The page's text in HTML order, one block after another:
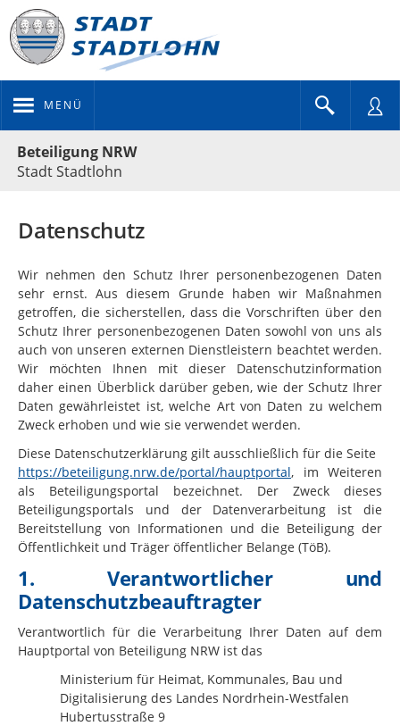
MENÜ
Beteiligung NRW
Stadt Stadtlohn
Datenschutz
Wir nehmen den Schutz Ihrer personenbezogenen Daten
sehr ernst. Aus diesem Grunde haben wir Maßnahmen
getroffen, die sicherstellen, dass die Vorschriften über den
Schutz Ihrer personenbezogenen Daten sowohl von uns als
auch von unseren externen Dienstleistern beachtet werden.
Wir möchten Ihnen mit dieser Datenschutzinformation
daher einen Überblick darüber geben, wie der Schutz Ihrer
Daten gewährleistet ist, welche Art von Daten zu welchem
Zweck erhoben und wie sie verwendet werden.
Diese Datenschutzerklärung gilt ausschließlich für die Seite
https://beteiligung.nrw.de/portal/hauptportal, im Weiteren
als Beteiligungsportal bezeichnet. Der Zweck dieses
Beteiligungsportals und der Datenverarbeitung ist die
Bereitstellung von Informationen und die Beteiligung der
Öffentlichkeit und Träger öffentlicher Belange (TöB).
1. Verantwortlicher und
Datenschutzbeauftragter
Verantwortlich für die Verarbeitung Ihrer Daten auf dem
Hauptportal von Beteiligung NRW ist das
Ministerium für Heimat, Kommunales, Bau und
Digitalisierung des Landes Nordrhein-Westfalen
Hubertusstraße 9